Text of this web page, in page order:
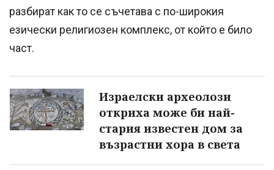
разбират как то се съчетава с по-широкия
езически религиозен комплекс, от който е било
част.
Израелски археолози
откриха може би най-
стария известен дом за
възрастни хора в света